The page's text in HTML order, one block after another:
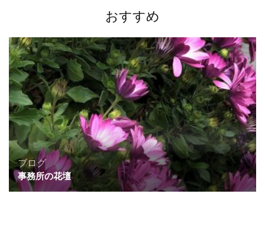
ョ
ン
おすすめ
ブログ
事務所の花壇